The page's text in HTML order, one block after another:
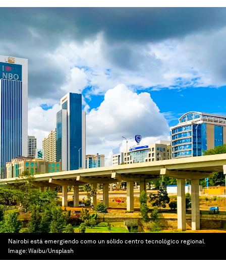
Nairobi está emergiendo como un sólido centro tecnológico regional.
Image:Waibu/Unsplash